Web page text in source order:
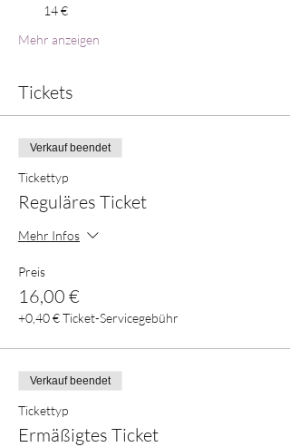
14 €
Mehr anzeigen
Tickets
Verkauf beendet
Tickettyp
Reguläres Ticket
Mehr Infos
Preis
16,00 €
+0,40 € Ticket-Servicegebühr
Verkauf beendet
Tickettyp
Ermäßigtes Ticket